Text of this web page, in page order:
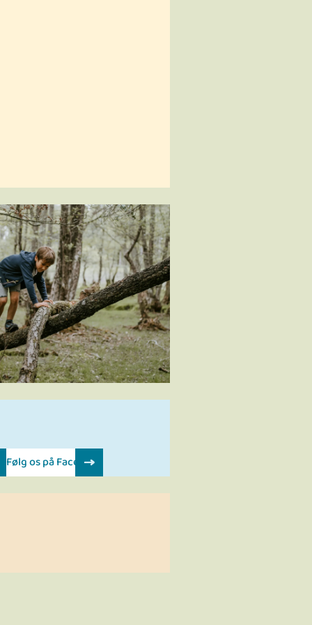
Følg os på Facebook